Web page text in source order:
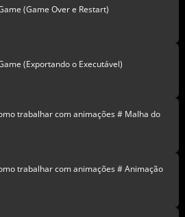
(Game Over e Restart)
(Exportando o Executável)
trabalhar com animações # Malha do
trabalhar com animações # Animação